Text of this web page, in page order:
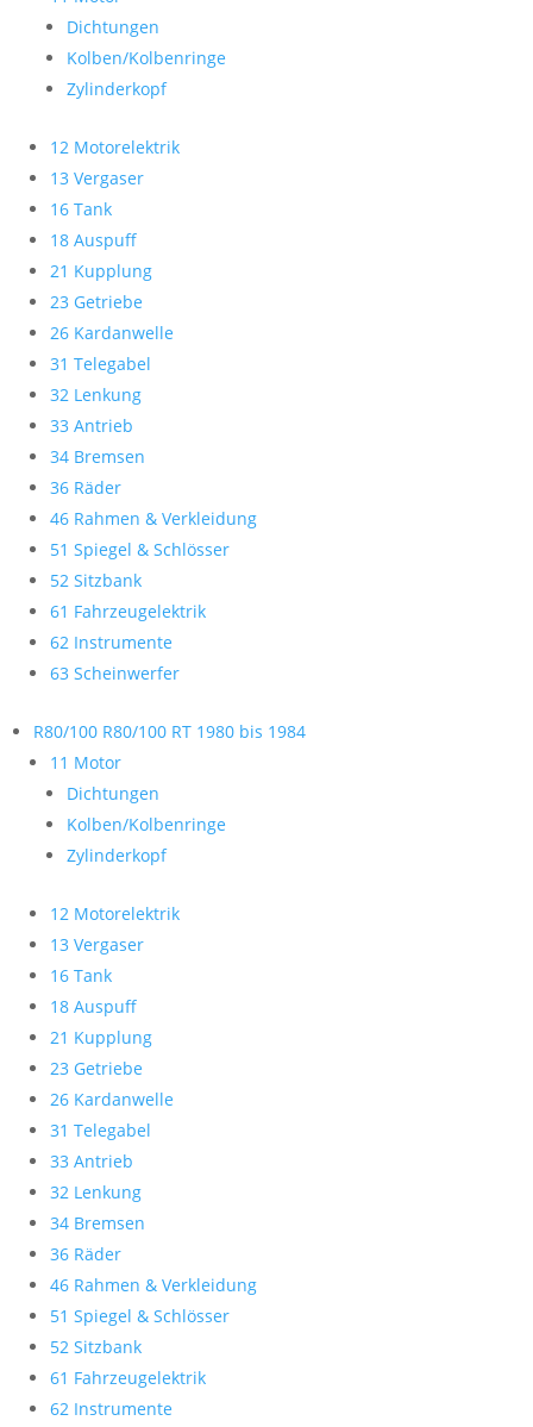
Dichtungen
Kolben/Kolbenringe
Zylinderkopf
12 Motorelektrik
13 Vergaser
16 Tank
18 Auspuff
21 Kupplung
23 Getriebe
26 Kardanwelle
31 Telegabel
32 Lenkung
33 Antrieb
34 Bremsen
36 Räder
46 Rahmen & Verkleidung
51 Spiegel & Schlösser
52 Sitzbank
61 Fahrzeugelektrik
62 Instrumente
63 Scheinwerfer
R80/100 R80/100 RT 1980 bis 1984
11 Motor
Dichtungen
Kolben/Kolbenringe
Zylinderkopf
12 Motorelektrik
13 Vergaser
16 Tank
18 Auspuff
21 Kupplung
23 Getriebe
26 Kardanwelle
31 Telegabel
33 Antrieb
32 Lenkung
34 Bremsen
36 Räder
46 Rahmen & Verkleidung
51 Spiegel & Schlösser
52 Sitzbank
61 Fahrzeugelektrik
62 Instrumente